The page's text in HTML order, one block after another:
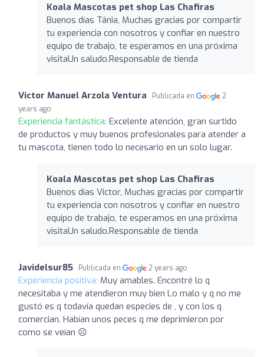
Koala Mascotas pet shop Las Chafiras
Buenos días Tânia, Muchas gracias por compartir
tu experiencia con nosotros y confiar en nuestro
equipo de trabajo, te esperamos en una próxima
visitaUn saludo.Responsable de tienda
Victor Manuel Arzola Ventura Publicada en
2
years ago
Experiencia fantástica: Excelente atención, gran surtido
de productos y muy buenos profesionales para atender a
tu mascota, tienen todo lo necesario en un solo lugar.
Koala Mascotas pet shop Las Chafiras
Buenos días Victor, Muchas gracias por compartir
tu experiencia con nosotros y confiar en nuestro
equipo de trabajo, te esperamos en una próxima
visitaUn saludo.Responsable de tienda
Javidelsur85 Publicada en 2 years ago
Experiencia positiva: Muy amables. Encontré lo q
necesitaba y me atendieron muy bien Lo malo y q no me
gustó es q todavía quedan especies de , y con los q
comercian. Habían unos peces q me deprimieron por
como se veían ☹️